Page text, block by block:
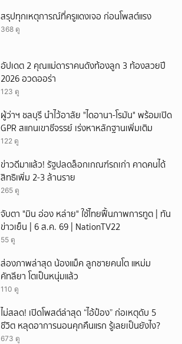
สรุปทุกเหตุการณ์ที่ครูแดงเจอ ก่อนโพสต์แรง
368 ดู
อัปเดต 2 คุณแม่ดาราคนดังท้องลูก 3 ท้องสวยปี
2026 อวดออร่า
123 ดู
ผู้ว่าฯ ชลบุรี นำไว้อาลัย "ไดอานา-โรมัน" พร้อมเปิด
GPR สแกนเขาชีจรรย์ เร่งหาหลักฐานเพิ่มเติม
122 ดู
ข่าวดีมาแล้ว! รัฐปลดล็อกเกณฑ์รถเก่า คาดคนได้
สิทธิเพิ่ม 2-3 ล้านราย
265 ดู
จับตา "มิน อ่อง หล่าย" ใช้ไทยฟื้นภาพการทูต | ทัน
ข่าวเย็น | 6 ส.ค. 69 | NationTV22
55 ดู
ส่องภาพล่าสุด น้องแม็ค ลูกชายคนโต แหม่ม
คัทลียา โตเป็นหนุ่มแล้ว
110 ดู
ไม่สลด! เปิดโพสต์ล่าสุด “ไอ้ป๋อง” ก่อเหตุดับ 5
ชีวิต หลุดอาการนอนคุกคืนแรก รู้เลยเป็นยังไง?
673 ดู